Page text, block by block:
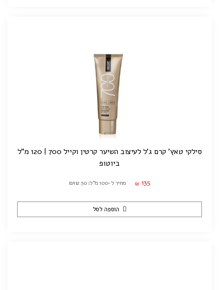
סילקי טאץ' קרם ג'ל לעיצוב השיער קרטין וקייל 700 | 120 מ"ל
ביוטופ
₪ 135 מחיר ל-100 מ"ל: ₪112.50
הוספה לסל